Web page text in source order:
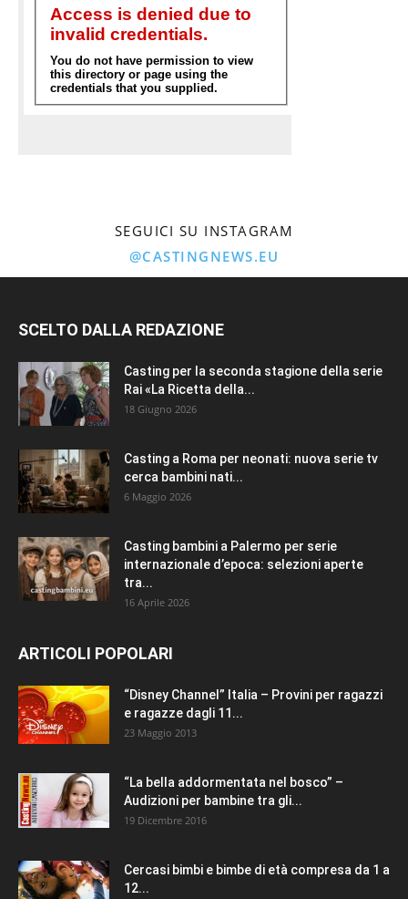
SEGUICI SU INSTAGRAM
@CASTINGNEWS.EU
SCELTO DALLA REDAZIONE
Casting per la seconda stagione della serie
Rai «La Ricetta della...
18 Giugno 2026
Casting a Roma per neonati: nuova serie tv
cerca bambini nati...
6 Maggio 2026
Casting bambini a Palermo per serie
internazionale d’epoca: selezioni aperte
tra...
16 Aprile 2026
ARTICOLI POPOLARI
“Disney Channel” Italia – Provini per ragazzi
e ragazze dagli 11...
23 Maggio 2013
“La bella addormentata nel bosco” –
Audizioni per bambine tra gli...
19 Dicembre 2016
Cercasi bimbi e bimbe di età compresa da 1 a
12...